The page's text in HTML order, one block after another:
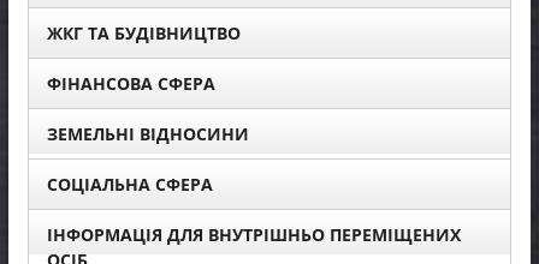
ЖКГ ТА БУДІВНИЦТВО
ФІНАНСОВА СФЕРА
ЗЕМЕЛЬНІ ВІДНОСИНИ
СОЦІАЛЬНА СФЕРА
ІНФОРМАЦІЯ ДЛЯ ВНУТРІШНЬО ПЕРЕМІЩЕНИХ
ОСІБ